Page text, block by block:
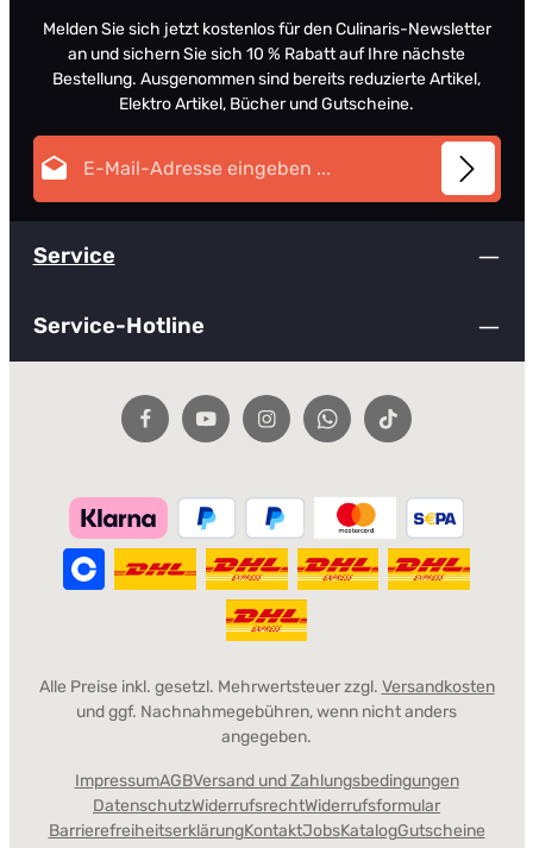
Melden Sie sich jetzt kostenlos für den Culinaris-Newsletter
an und sichern Sie sich 10 % Rabatt auf Ihre nächste
Bestellung. Ausgenommen sind bereits reduzierte Artikel,
Elektro Artikel, Bücher und Gutscheine.
Datenschutz
Ich habe die
zur Kenntnis
einverstanden.
Diese Seite ist durch reCAPTCHA geschützt und es gelten die
Die mit einem Stern (*) markierten Felder sind
Pflichtfelder.
Service
Service-Hotline
Alle Preise inkl. gesetzl. Mehrwertsteuer zzgl. Versandkosten
und ggf. Nachnahmegebühren, wenn nicht anders
angegeben.
ImpressumAGBVersand und Zahlungsbedingungen
DatenschutzWiderrufsrechtWiderrufsformular
BarrierefreiheitserklärungKontaktJobsKatalogGutscheine